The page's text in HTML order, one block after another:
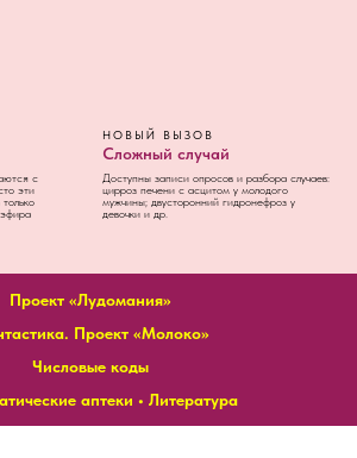
с
эти
НОВЫЙ ВЫЗОВ
Сложный случай
Доступны записи опросов и разбора случаев:
цирроз печени с асцитом у молодого
мужчины; двусторонний гидронефроз у
девочки и др.
Проект «Лудомания»
Проект «Молоко»
Числовые коды
аптеки • Литература